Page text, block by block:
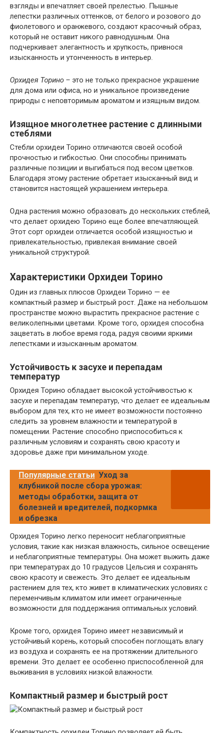
взгляды и впечатляет своей прелестью. Пышные
лепестки различных оттенков, от белого и розового до
фиолетового и оранжевого, создают красочный образ,
который не оставит никого равнодушным. Она
подчеркивает элегантность и хрупкость, привнося
изысканность и утонченность в интерьер.
Орхидея Торино – это не только прекрасное украшение
для дома или офиса, но и уникальное произведение
природы с неповторимым ароматом и изящным видом.
Изящное многолетнее растение с длинными
стеблями
Стебли орхидеи Торино отличаются своей особой
прочностью и гибкостью. Они способны принимать
различные позиции и выгибаться под весом цветков.
Благодаря этому растение обретает изысканный вид и
становится настоящей украшением интерьера.
Одна растения можно образовать до нескольких стеблей,
что делает орхидею Торино еще более впечатляющей.
Этот сорт орхидеи отличается особой изящностью и
привлекательностью, привлекая внимание своей
уникальной структурой.
Характеристики Орхидеи Торино
Один из главных плюсов Орхидеи Торино — ее
компактный размер и быстрый рост. Даже на небольшом
пространстве можно вырастить прекрасное растение с
великолепными цветами. Кроме того, орхидея способна
зацветать в любое время года, радуя своими яркими
лепестками и изысканным ароматом.
Устойчивость к засухе и перепадам
температур
Орхидея Торино обладает высокой устойчивостью к
засухе и перепадам температур, что делает ее идеальным
выбором для тех, кто не имеет возможности постоянно
следить за уровнем влажности и температурой в
помещении. Растение способно приспособиться к
различным условиям и сохранять свою красоту и
здоровье даже при минимальном уходе.
Популярные статьи Уход за
клубникой после сбора урожая:
методы обработки, защита от
болезней и вредителей, подкормка
и обрезка
Орхидея Торино легко переносит неблагоприятные
условия, такие как низкая влажность, сильное освещение
и неблагоприятные температуры. Она может выжить даже
при температурах до 10 градусов Цельсия и сохранять
свою красоту и свежесть. Это делает ее идеальным
растением для тех, кто живет в климатических условиях с
переменчивым климатом или имеет ограниченные
возможности для поддержания оптимальных условий.
Кроме того, орхидея Торино имеет независимый и
устойчивый корень, который способен поглощать влагу
из воздуха и сохранять ее на протяжении длительного
времени. Это делает ее особенно приспособленной для
выживания в условиях низкой влажности.
Компактный размер и быстрый рост